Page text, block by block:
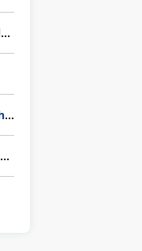
PT Panasonic Manufacturing Indonesia
PT Equalindo Makmur Alam Sejahtera (Equalindo Group)
PT Sinar Metrindo Perkasa (SIMETRI)